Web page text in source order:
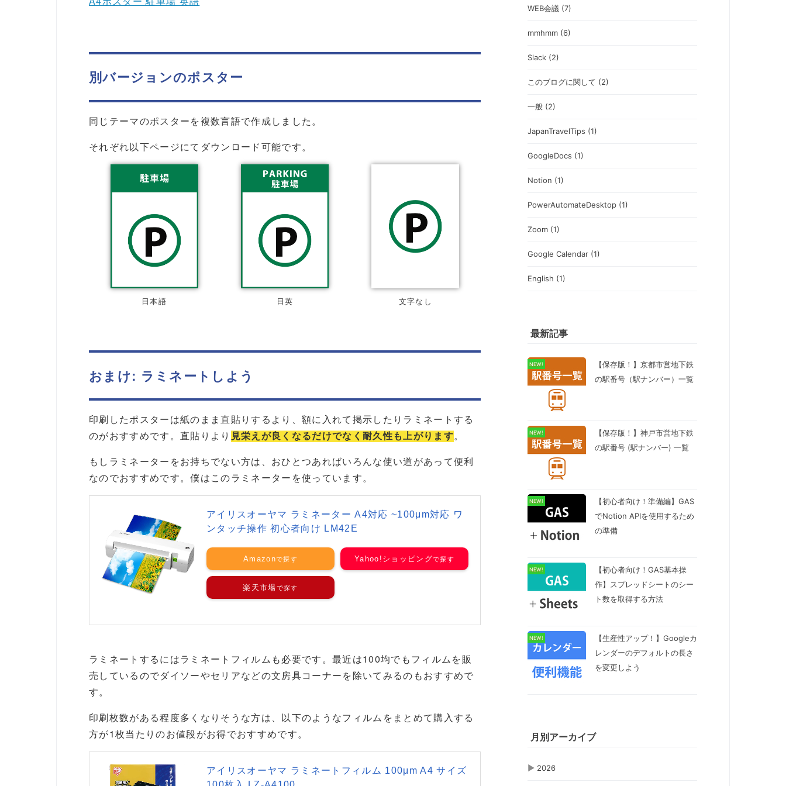
別バージョンのポスター
同じテーマのポスターを複数言語で作成しました。
それぞれ以下ページにてダウンロード可能です。
日本語 日英 文字なし
おまけ: ラミネートしよう
印刷したポスターは紙のまま直貼りするより、額に入れて掲示したりラミネートする
のがおすすめです。直貼りより 見栄えが良くなるだけでなく耐久性も上がります。
もしラミネーターをお持ちでない方は、おひとつあればいろんな使い道があって便利
なのでおすすめです。僕はこのラミネーターを使っています。
アイリスオーヤマ ラミネーター A4対応 ~100μm対応 ワ
ンタッチ操作 初心者向け LM42E
Amazon Yahoo!ショッピング
楽天市場
ラミネートするにはラミネートフィルムも必要です。最近は100均でもフィルムを販
売しているのでダイソーやセリアなどの文房具コーナーを除いてみるのもおすすめで
す。
印刷枚数がある程度多くなりそうな方は、以下のようなフィルムをまとめて購入する
方が1枚当たりのお値段がお得でおすすめです。
アイリスオーヤマ ラミネートフィルム 100μm A4 サイズ
WEB会議 (7)
mmhmm (6)
Slack (2)
このブログに関して (2)
一般 (2)
JapanTravelTips (1)
GoogleDocs (1)
Notion (1)
PowerAutomateDesktop (1)
Zoom (1)
Google Calendar (1)
English (1)
最新記事
NEW!
【保存版！】京都市営地下鉄
の駅番号（駅ナンバー）一覧
NEW!
【保存版！】神戸市営地下鉄
の駅番号 (駅ナンバー) 一覧
NEW!
【初心者向け！準備編】GAS
でNotion APIを使用するため
の準備
NEW!
【初心者向け！GAS基本操
作】スプレッドシートのシー
ト数を取得する方法
NEW!
【生産性アップ！】Googleカ
レンダーのデフォルトの長さ
を変更しよう
月別アーカイブ
▶ 2026